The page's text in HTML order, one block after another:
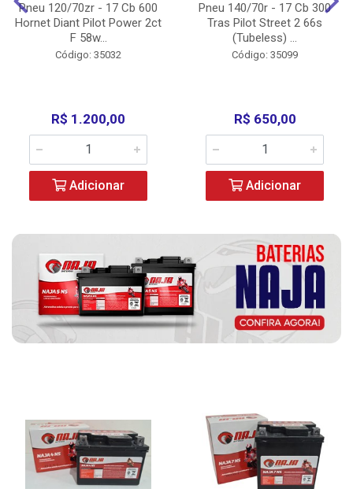
Pneu 120/70zr - 17 Cb 600
Hornet Diant Pilot Power 2ct
F 58w...
Código: 35032
R$ 1.200,00
Adicionar
Pneu 140/70r - 17 Cb 300
Tras Pilot Street 2 66s
(Tubeless) ...
Código: 35099
R$ 650,00
Adicionar